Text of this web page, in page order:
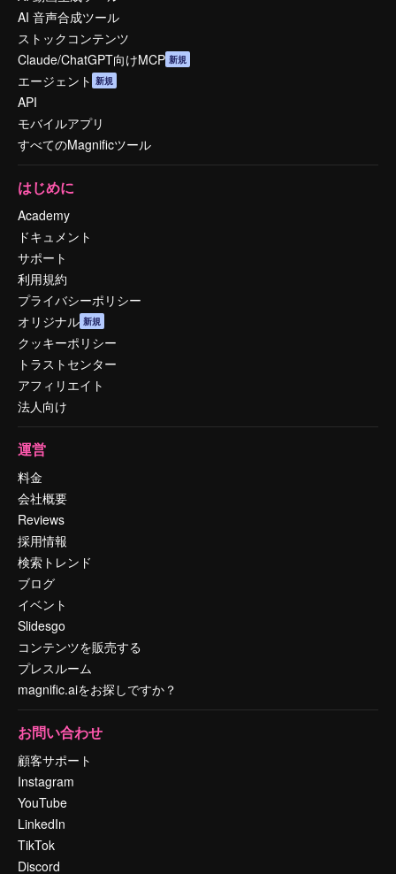
AI 音声合成ツール
ストックコンテンツ
Claude/ChatGPT向けMCP 新規
エージェント 新規
API
モバイルアプリ
すべてのMagnificツール
はじめに
Academy
ドキュメント
サポート
利用規約
プライバシーポリシー
オリジナル 新規
クッキーポリシー
トラストセンター
アフィリエイト
法人向け
運営
料金
会社概要
Reviews
採用情報
検索トレンド
ブログ
イベント
Slidesgo
コンテンツを販売する
プレスルーム
magnific.aiをお探しですか？
お問い合わせ
顧客サポート
Instagram
YouTube
LinkedIn
TikTok
Discord